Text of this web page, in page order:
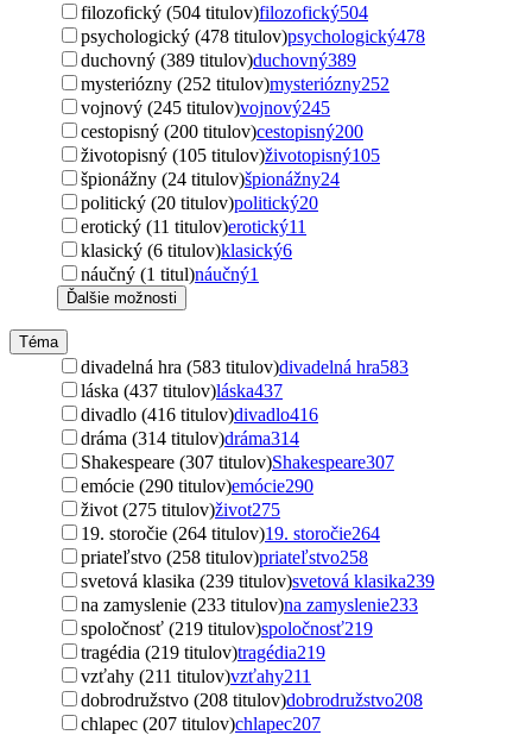
filozofický (504 titulov)filozofický504
psychologický (478 titulov)psychologický478
duchovný (389 titulov)duchovný389
mysteriózny (252 titulov)mysteriózny252
vojnový (245 titulov)vojnový245
cestopisný (200 titulov)cestopisný200
životopisný (105 titulov)životopisný105
špionážny (24 titulov)špionážny24
politický (20 titulov)politický20
erotický (11 titulov)erotický11
klasický (6 titulov)klasický6
náučný (1 titul)náučný1
Ďalšie možnosti
Téma
divadelná hra (583 titulov)divadelná hra583
láska (437 titulov)láska437
divadlo (416 titulov)divadlo416
dráma (314 titulov)dráma314
Shakespeare (307 titulov)Shakespeare307
emócie (290 titulov)emócie290
život (275 titulov)život275
19. storočie (264 titulov)19. storočie264
priateľstvo (258 titulov)priateľstvo258
svetová klasika (239 titulov)svetová klasika239
na zamyslenie (233 titulov)na zamyslenie233
spoločnosť (219 titulov)spoločnosť219
tragédia (219 titulov)tragédia219
vzťahy (211 titulov)vzťahy211
dobrodružstvo (208 titulov)dobrodružstvo208
chlapec (207 titulov)chlapec207